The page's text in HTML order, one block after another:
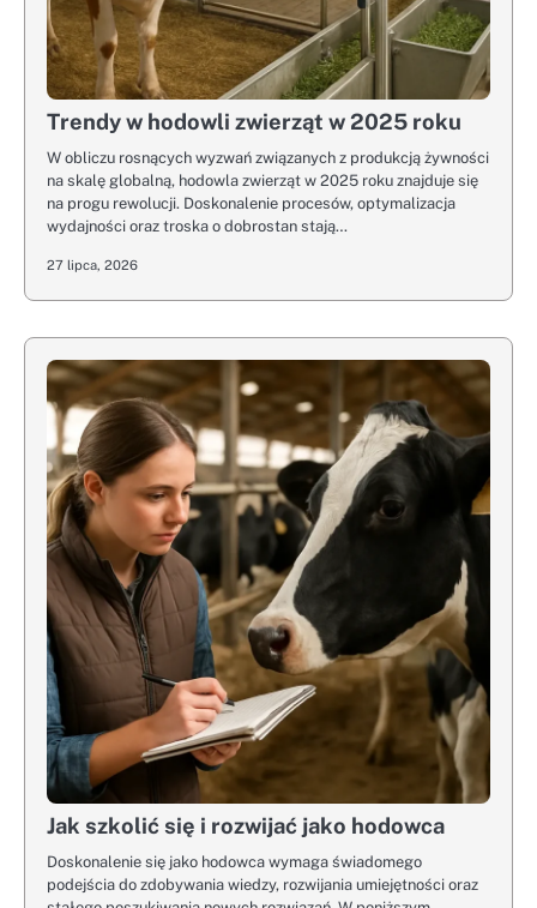
Trendy w hodowli zwierząt w 2025 roku
W obliczu rosnących wyzwań związanych z produkcją żywności
na skalę globalną, hodowla zwierząt w 2025 roku znajduje się
na progu rewolucji. Doskonalenie procesów, optymalizacja
wydajności oraz troska o dobrostan stają…
27 lipca, 2026
Jak szkolić się i rozwijać jako hodowca
Doskonalenie się jako hodowca wymaga świadomego
podejścia do zdobywania wiedzy, rozwijania umiejętności oraz